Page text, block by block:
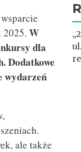
2025. W
dla
Dodatkowe
wydarzeń
ale także